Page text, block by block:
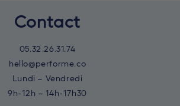
Contact
05.32.26.31.74
hello@performe.co
Lundi – Vendredi
9h-12h – 14h-17h30